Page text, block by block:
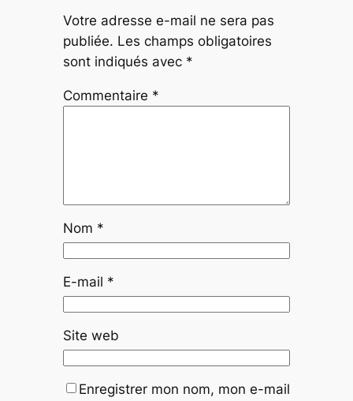
Votre adresse e-mail ne sera pas
publiée. Les champs obligatoires
sont indiqués avec *
Commentaire *
Nom *
E-mail *
Site web
Enregistrer mon nom, mon e-mail